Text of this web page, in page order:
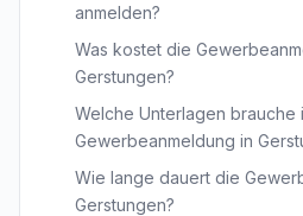
anmelden?
Was kostet die
Gerstungen?
Welche Unterlagen brauche
Gewerbeanmeldung in
Wie lange dauert die
Gerstungen?